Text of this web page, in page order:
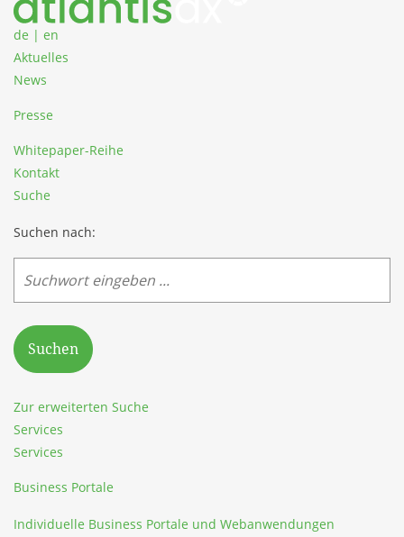
de | en
Aktuelles
News
Presse
Whitepaper-Reihe
Kontakt
Suche
Suchen nach:
Suchen
Zur erweiterten Suche
Services
Services
Business Portale
Individuelle Business Portale und Webanwendungen